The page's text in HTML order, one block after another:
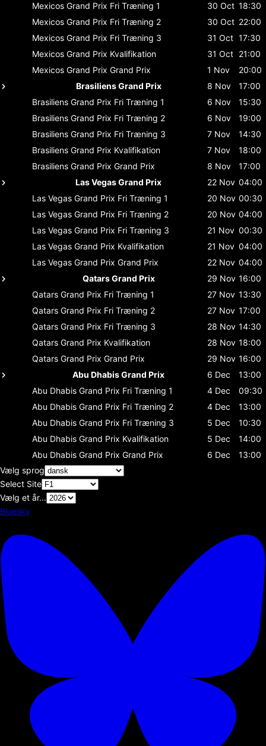
Mexicos Grand Prix Fri Træning 1 30 Oct 18:30
Mexicos Grand Prix Fri Træning 2 30 Oct 22:00
Mexicos Grand Prix Fri Træning 3 31 Oct 17:30
Mexicos Grand Prix Kvalifikation 31 Oct 21:00
Mexicos Grand Prix Grand Prix 1 Nov
20:00
Brasiliens Grand Prix
8 Nov
17:00
Brasiliens Grand Prix Fri Træning 1 6 Nov
15:30
Brasiliens Grand Prix Fri Træning 2 6 Nov
19:00
Brasiliens Grand Prix Fri Træning 3 7 Nov
14:30
Brasiliens Grand Prix Kvalifikation 7 Nov
18:00
Brasiliens Grand Prix Grand Prix 8 Nov
17:00
Las Vegas Grand Prix
22 Nov 04:00
Las Vegas Grand Prix Fri Træning 1 20 Nov 00:30
Las Vegas Grand Prix Fri Træning 2 20 Nov 04:00
Las Vegas Grand Prix Fri Træning 3 21 Nov 00:30
Las Vegas Grand Prix Kvalifikation 21 Nov 04:00
Las Vegas Grand Prix Grand Prix 22 Nov 04:00
Qatars Grand Prix
29 Nov 16:00
Qatars Grand Prix Fri Træning 1 27 Nov 13:30
Qatars Grand Prix Fri Træning 2 27 Nov 17:00
Qatars Grand Prix Fri Træning 3 28 Nov 14:30
Qatars Grand Prix Kvalifikation 28 Nov 18:00
Qatars Grand Prix Grand Prix 29 Nov 16:00
Abu Dhabis Grand Prix
6 Dec
13:00
Abu Dhabis Grand Prix Fri Træning 1 4 Dec
09:30
Abu Dhabis Grand Prix Fri Træning 2 4 Dec
13:00
Abu Dhabis Grand Prix Fri Træning 3 5 Dec
10:30
Abu Dhabis Grand Prix Kvalifikation 5 Dec
14:00
Abu Dhabis Grand Prix Grand Prix 6 Dec
13:00
Vælg sprog
Select Site
Vælg et år...
Bluesky